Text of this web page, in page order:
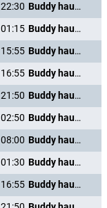
22:30
Buddy haut den Lukas
01:15
Buddy haut den Lukas
15:55
Buddy haut den Lukas
16:55
Buddy haut den Lukas
21:50
Buddy haut den Lukas
02:50
Buddy haut den Lukas
08:00
Buddy haut den Lukas
01:30
Buddy haut den Lukas
16:55
Buddy haut den Lukas